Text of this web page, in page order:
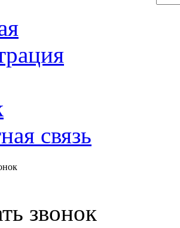
связь
звонок